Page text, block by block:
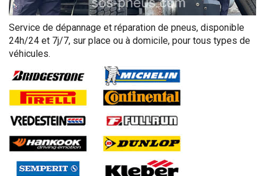
Service de dépannage et réparation de pneus, disponible
24h/24 et 7j/7, sur place ou à domicile, pour tous types de
véhicules.